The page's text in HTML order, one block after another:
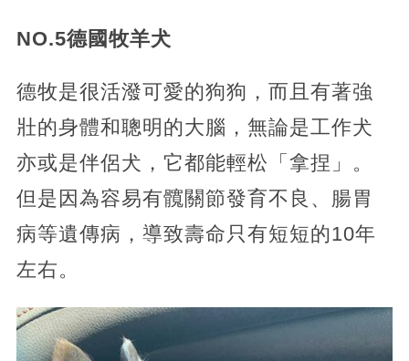
NO.5德國牧羊犬
德牧是很活潑可愛的狗狗，而且有著強
壯的身體和聰明的大腦，無論是工作犬
亦或是伴侶犬，它都能輕松「拿捏」。
但是因為容易有髖關節發育不良、腸胃
病等遺傳病，導致壽命只有短短的10年
左右。